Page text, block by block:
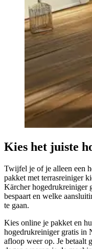
Kies het juiste
Twijfel je of je alleen een
pakket met terrasreiniger
Kärcher hogedrukreiniger
bespaart en welke
te gaan.
Kies online je pakket en
hogedrukreiniger gratis in
afloop weer op. Je betaalt